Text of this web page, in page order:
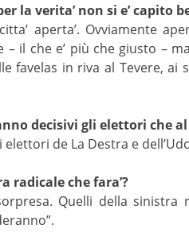
la verita’ non si e’ capito
citta’ aperta’.
– il che e’ più che giusto –
favelas in riva al Tevere,
decisivi gli elettori che
elettori de La Destra e
radicale che fara’?
Quelli della